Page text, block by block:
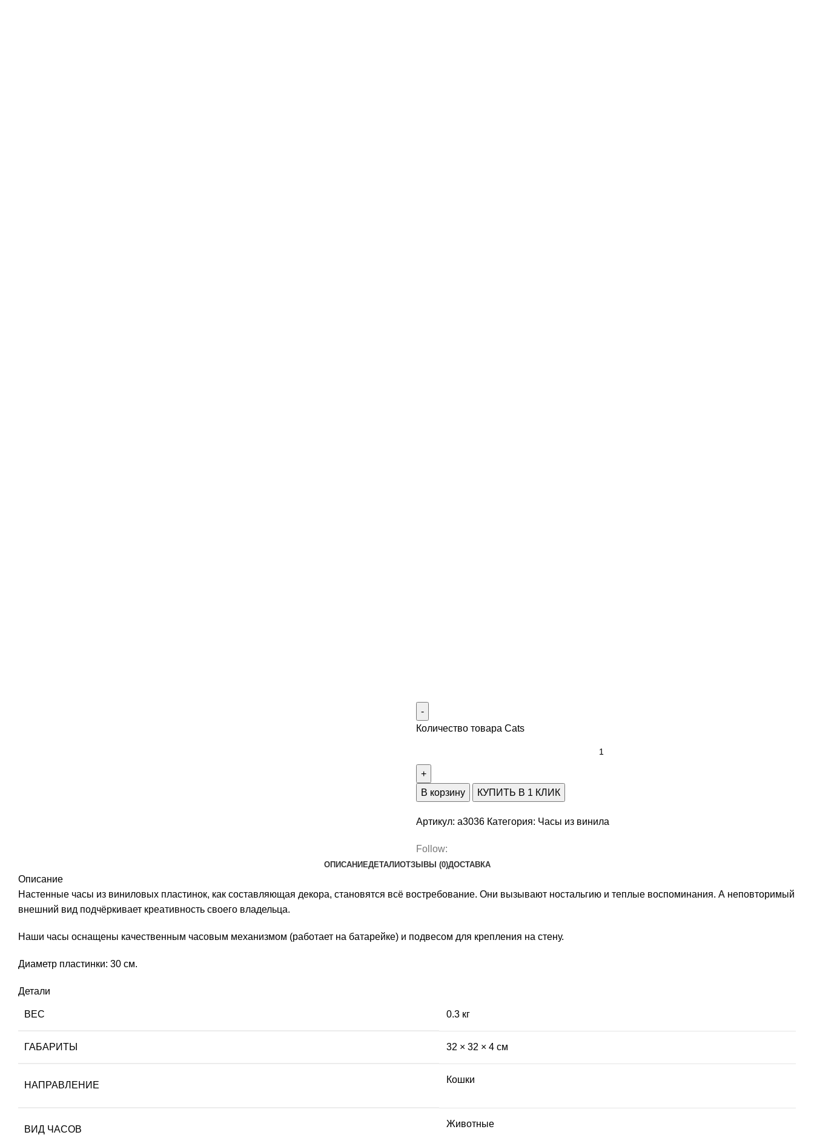
Количество товара Cats
В корзину КУПИТЬ В 1 КЛИК
Артикул: a3036 Категория: Часы из винила
Follow:
ОПИСАНИЕДЕТАЛИОТЗЫВЫ (0)ДОСТАВКА
Описание
Настенные часы из виниловых пластинок, как составляющая декора, становятся всё востребование. Они вызывают ностальгию и теплые воспоминания. А неповторимый
внешний вид подчёркивает креативность своего владельца.
Наши часы оснащены качественным часовым механизмом (работает на батарейке) и подвесом для крепления на стену.
Диаметр пластинки: 30 см.
Детали
ВЕС 0.3 кг
ГАБАРИТЫ 32 × 32 × 4 см
НАПРАВЛЕНИЕ
Кошки
ВИД ЧАСОВ
Животные